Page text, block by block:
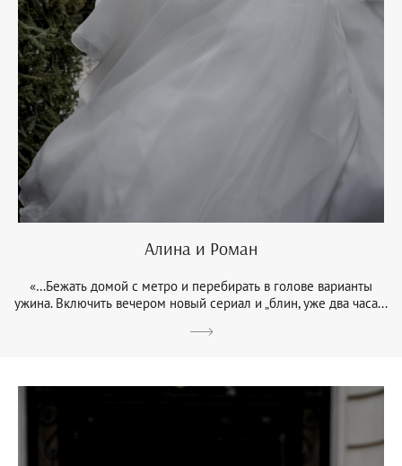
Алина и Роман
«…Бежать домой с метро и перебирать в голове варианты
ужина. Включить вечером новый сериал и „блин, уже два часа...